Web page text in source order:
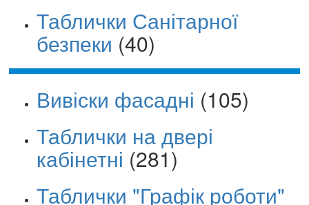
Таблички Санітарної
безпеки (40)
Вивіски фасадні (105)
Таблички на двері
кабінетні (281)
Таблички "Графік роботи"